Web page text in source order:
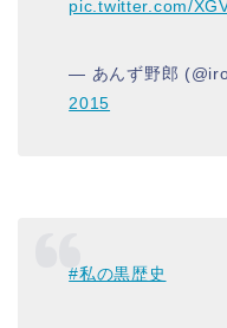
pic.twitter.com/
— あんず野郎
2015
#私の黒歴史